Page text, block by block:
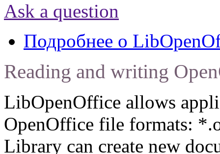
Ask a question
Подробнее о
Reading and writing
LibOpenOffice allows
OpenOffice file formats:
Library can create new